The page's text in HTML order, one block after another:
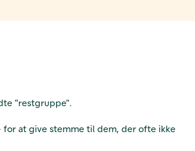
"restgruppe".
at give stemme til dem, der ofte ikke